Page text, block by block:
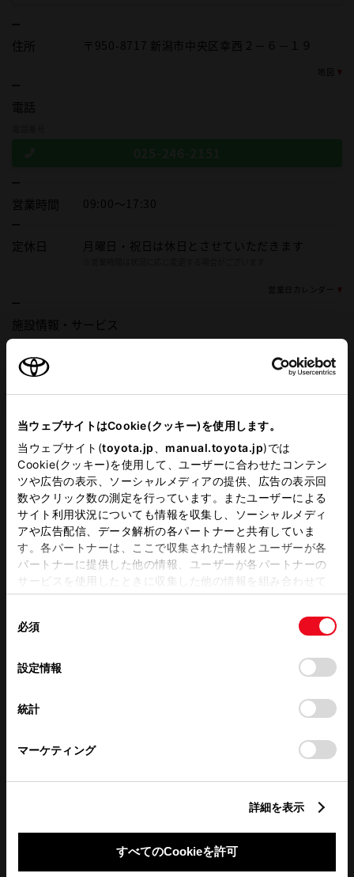
当ウェブサイトはCookie(クッキー)を使用します。
当ウェブサイト(toyota.jp manual.toyota.jp)では
Cookie(クッキー)を使用して、ユーザーに合わせたコンテン
ツや広告の表示、ソーシャルメディアの提供、広告の表示回
数やクリック数の測定を行っています。またユーザーによる
サイト利用状況についても情報を収集し、ソーシャルメディ
アや広告配信、データ解析の各パートナーと共有していま
す。各パートナーは、ここで収集された情報とユーザーが各
パートナーに提供した他の情報、ユーザーが各パートナーの
サービスを使用したときに収集した他の情報を組み合わせて
使用することがあります。当ウェブサイトの使用を続行する
デバイスにすべてのCookie(クッキー)が保存されることに同
意したことになります。Cookie(クッキー)のオプトアウト、
設定の変更、同意を撤回したりするにあたっては、当社の
「Cookie（クッキー）情報の取り扱いについて
」をご覧くだ
必須
設定情報
統計
マーケティング
詳細を表示
すべてのCookieを許可
住所 〒950-8717 新潟市中央区幸西２－６－１９
電話
営業時間 09:00～17:30
定休日 月曜日・祝日は休日とさせていただきます
営業日カレンダー
施設情報・ サービス
AED
車検・整備・メンテナンス取
福祉車両展示店 新車取扱店
G-Station バリアフリー/多目的トイレ
WiFi
この販売店のウェブサイトはこちら